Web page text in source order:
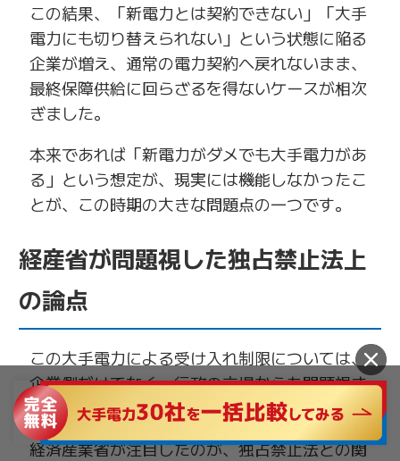
この結果、「新電力とは契約できない」「大手
電力にも切り替えられない」という状態に陥る
企業が増え、通常の電力契約へ戻れないまま、
最終保障供給に回らざるを得ないケースが相次
ぎました。
本来であれば「新電力がダメでも大手電力があ
る」という想定が、現実には機能しなかったこ
とが、この時期の大きな問題点の一つです。
経産省が問題視した独占禁止法上
の論点
この大手電力による受け入れ制限については、
企業側だけでなく、行政の立場からも問題視さ
れました。
経済産業省が注目したのが、独占禁止法との関